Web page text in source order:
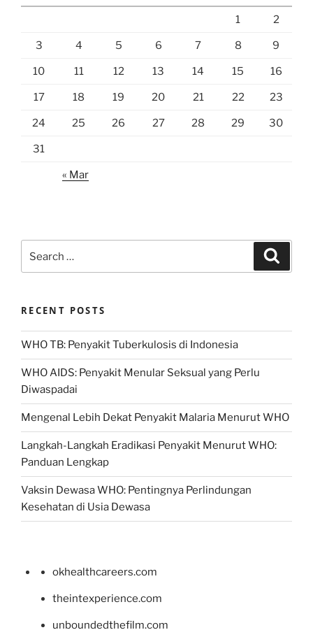
1 2
3 4 5 6 7 8 9
10 11 12 13 14 15 16
17 18 19 20 21 22 23
24 25 26 27 28 29 30
31
« Mar
for:
RECENT POSTS
WHO TB: Penyakit Tuberkulosis di Indonesia
WHO AIDS: Penyakit Menular Seksual yang Perlu
Diwaspadai
Mengenal Lebih Dekat Penyakit Malaria Menurut WHO
Langkah-Langkah Eradikasi Penyakit Menurut WHO:
Panduan Lengkap
Vaksin Dewasa WHO: Pentingnya Perlindungan
Kesehatan di Usia Dewasa
okhealthcareers.com
theintexperience.com
unboundedthefilm.com